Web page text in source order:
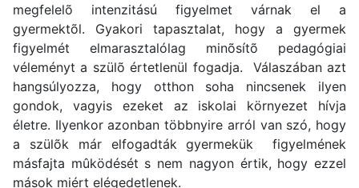
megfelelõ intenzitású figyelmet várnak el a
gyermektõl. Gyakori tapasztalat, hogy a gyermek
figyelmét elmarasztalólag minõsítõ pedagógiai
véleményt a szülõ értetlenül fogadja. Válaszában azt
hangsúlyozza, hogy otthon soha nincsenek ilyen
gondok, vagyis ezeket az iskolai környezet hívja
életre. Ilyenkor azonban többnyire arról van szó, hogy
a szülõk már elfogadták gyermekük figyelmének
másfajta mûködését s nem nagyon értik, hogy ezzel
mások miért elégedetlenek.